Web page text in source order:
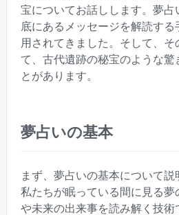
宝についてお話しします。夢
底にあるメッセージを解読す
用されてきました。そして、
て、古代遺跡の秘宝のような驚
とがあります。
夢占いの基本
まず、夢占いの基本について説
私たちが眠っている間に見る
や未来の出来事を読み解く技